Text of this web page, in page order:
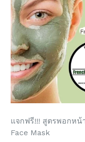
แจกฟรี!!! สูตรพอกห
Face Mask